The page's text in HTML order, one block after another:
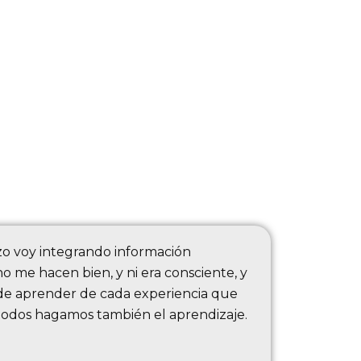
voy integrando información
me hacen bien, y ni era consciente, y
aprender de cada experiencia que
hagamos también el aprendizaje.